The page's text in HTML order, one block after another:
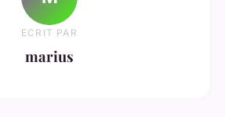
ECRIT PAR
marius